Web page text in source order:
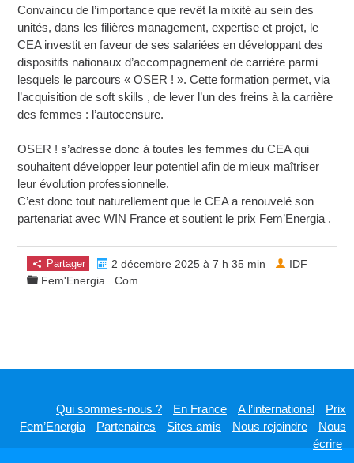
Convaincu de l’importance que revêt la mixité au sein des
unités, dans les filières management, expertise et projet, le
CEA investit en faveur de ses salariées en développant des
dispositifs nationaux d’accompagnement de carrière parmi
lesquels le parcours « OSER ! ». Cette formation permet, via
l’acquisition de soft skills , de lever l’un des freins à la carrière
des femmes : l’autocensure.
OSER ! s’adresse donc à toutes les femmes du CEA qui
souhaitent développer leur potentiel afin de mieux maîtriser
leur évolution professionnelle.
C’est donc tout naturellement que le CEA a renouvelé son
partenariat avec WIN France et soutient le prix Fem’Energia .
Partager
2 décembre 2025 à 7 h 35 min
Fem'Energia
IDF
Com
Qui sommes-nous ? En France A l’international
Prix
Fem’Energia
Partenaires Sites amis Nous rejoindre
Nous
écrire